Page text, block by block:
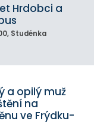
Hrdobci a
, Studénka
a opilý muž
na
ve Frýdku-